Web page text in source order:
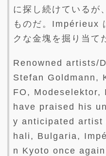
に探し続けているが
ものだ。Impérieux
クな金塊を掘り当て
Renowned artists/
Stefan Goldmann,
FO, Modeselektor,
have praised his
y anticipated artist
hali, Bulgaria,
n Kyoto once